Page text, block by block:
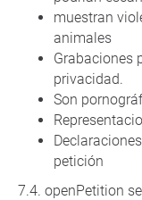
muestran
animales
Grabaciones
privacidad.
Son
petición
openPetition